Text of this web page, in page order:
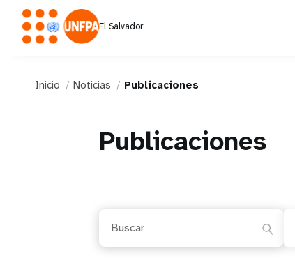
El Salvador
Inicio Noticias Publicaciones
Publicaciones